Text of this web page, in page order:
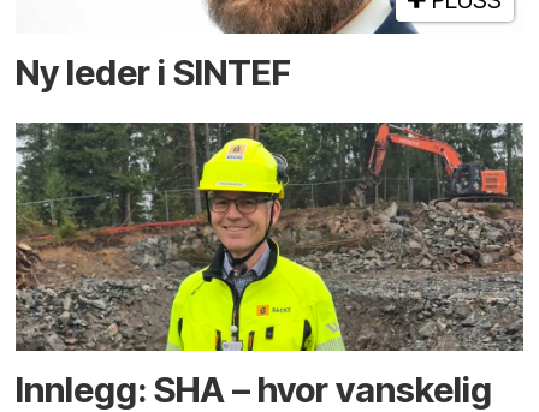
Ny leder i SINTEF
Innlegg: SHA – hvor vanskelig